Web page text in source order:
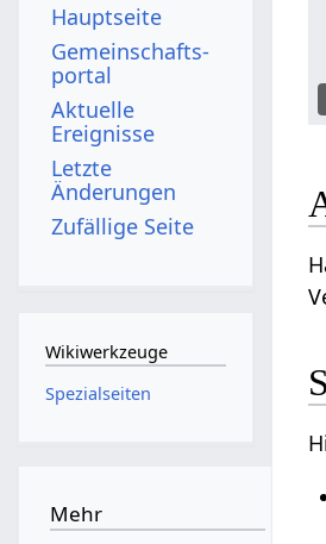
Hauptseite
Gemeinschafts­
portal
Aktuelle
Ereignisse
Letzte
Änderungen
Zufällige Seite
Wikiwerkzeuge
Spezialseiten
Mehr